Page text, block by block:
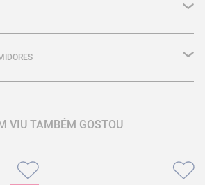
VIU TAMBÉM GOSTOU